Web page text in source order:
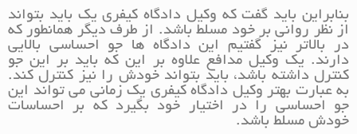
بنابراین باید گفت که وکیل دادگاه کیفری یک باید بتواند
از نظر روانی بر خود مسلط باشد. از طرف دیگر همانطور که
در بالاتر نیز گفتیم این دادگاه ها جو احساسی بالایی
دارند. یک وکیل مدافع علاوه بر این که باید بر این جو
کنترل داشته باشد، باید بتواند خودش را نیز کنترل کند.
به عبارت بهتر وکیل دادگاه کیفری یک زمانی می تواند این
جو احساسی را در اختیار خود بگیرد که بر احساسات
خودش مسلط باشد.